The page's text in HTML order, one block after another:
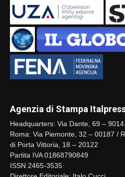
Agenzia di Stampa
Headquarters: Via Dante, 69 –
Roma: Via Piemonte, 32 – 00187 /
di Porta Vittoria, 18 – 20122
Partita IVA 01868790849
ISSN 2465-3535